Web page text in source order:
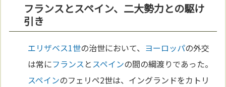
フランスとスペイン、二大勢力との駆け
引き
エリザベス1世の治世において、 ヨーロッパの外交
は常にフランスとスペインの間の綱渡りであった。
スペインのフェリペ2世は、イングランドをカトリ